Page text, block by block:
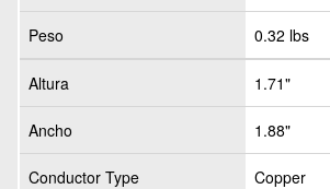
Peso 0.32 lbs
Altura 1.71"
Ancho 1.88"
Conductor Type Copper